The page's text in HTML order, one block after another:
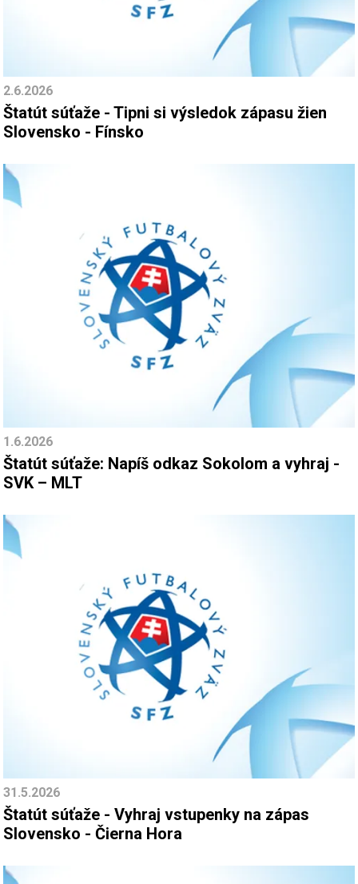
2.6.2026
Štatút súťaže - Tipni si výsledok zápasu žien
Slovensko - Fínsko
1.6.2026
Štatút súťaže: Napíš odkaz Sokolom a vyhraj -
SVK – MLT
31.5.2026
Štatút súťaže - Vyhraj vstupenky na zápas
Slovensko - Čierna Hora